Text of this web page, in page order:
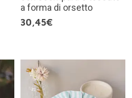
a forma di orsetto
30,45€